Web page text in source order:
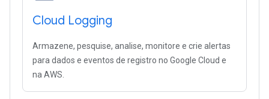
Cloud Logging
Armazene, pesquise, analise, monitore e crie alertas
para dados e eventos de registro no Google Cloud e
na AWS.